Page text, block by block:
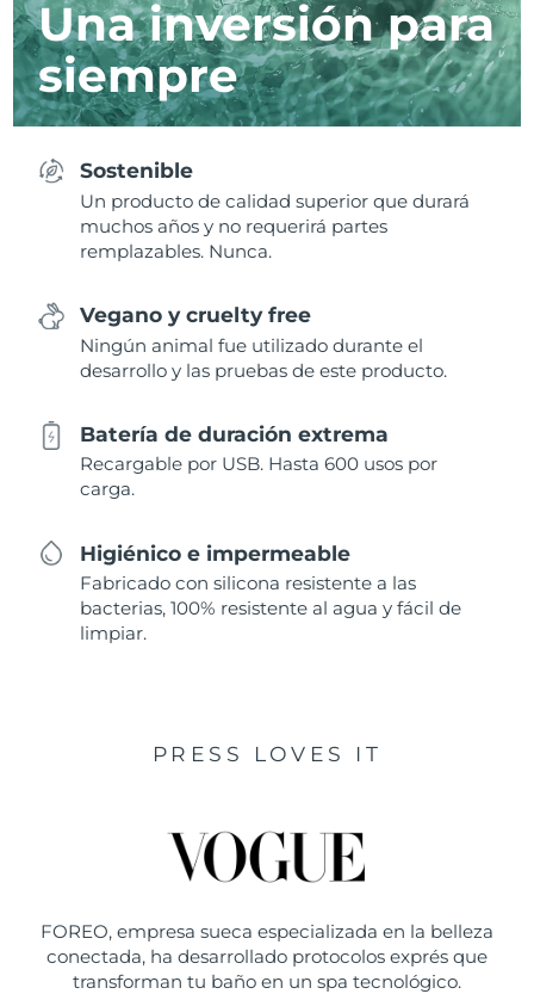
Una inversión para
siempre
Sostenible
Un producto de calidad superior que durará
muchos años y no requerirá partes
remplazables. Nunca.
Vegano y cruelty free
Ningún animal fue utilizado durante el
desarrollo y las pruebas de este producto.
Batería de duración extrema
Recargable por USB. Hasta 600 usos por
carga.
Higiénico e impermeable
Fabricado con silicona resistente a las
bacterias, 100% resistente al agua y fácil de
limpiar.
PRESS LOVES IT
FOREO, empresa sueca especializada en la belleza
conectada, ha desarrollado protocolos exprés que
transforman tu baño en un spa tecnológico.